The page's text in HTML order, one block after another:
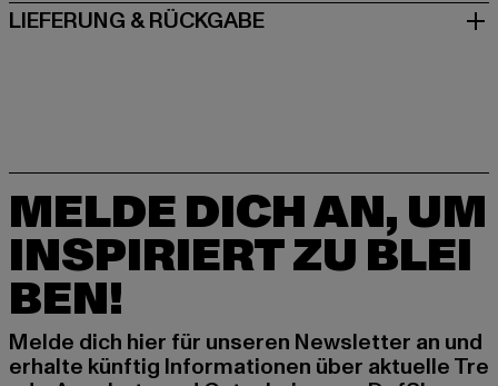
LIEFERUNG & RÜCKGABE
MELDE DICH AN, UM
INSPIRIERT ZU BLEI
BEN!
Melde dich hier für unseren Newsletter an und
erhalte künftig Informationen über aktuelle Tre